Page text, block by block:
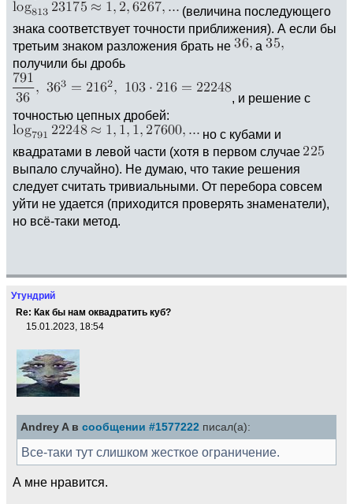
(величина последующего
знака соответствует точности приближения). А если бы
третьим знаком разложения брать не
а
получили бы дробь
, и решение c
точностью цепных дробей:
но с кубами и
квадратами в левой части (хотя в первом случае
выпало случайно). Не думаю, что такие решения
следует считать тривиальными. От перебора совсем
уйти не удается (приходится проверять знаменатели),
но всё-таки метод.
Утундрий
Re: Как бы нам оквадратить куб?
15.01.2023, 18:54
Andrey A в сообщении #1577222 писал(а):
Все-таки тут слишком жесткое ограничение.
А мне нравится.